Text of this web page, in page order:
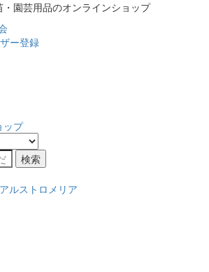
園芸用品のオンラインショップ
ー登録
ップ
検索
アルストロメリア